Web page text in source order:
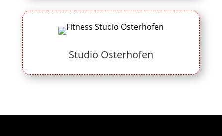
Studio Osterhofen